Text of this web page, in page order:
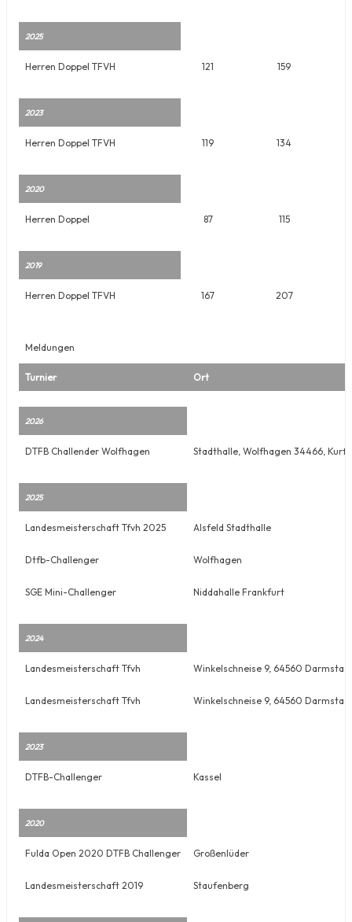
2025
Herren Doppel TFVH 121 159
2023
Herren Doppel TFVH 119 134
2020
Herren Doppel 87 115
2019
Herren Doppel TFVH 167 207
Meldungen
Turnier Ort
2026
DTFB Challender Wolfhagen Stadthalle, Wolfhagen 34466,
2025
Landesmeisterschaft Tfvh 2025 Alsfeld Stadthalle
Dtfb-Challenger Wolfhagen
SGE Mini-Challenger Niddahalle Frankfurt
2024
Landesmeisterschaft Tfvh Winkelschneise 9, 64560
Landesmeisterschaft Tfvh Winkelschneise 9, 64560
2023
DTFB-Challenger Kassel
2020
Fulda Open 2020 DTFB Challenger Großenlüder
Landesmeisterschaft 2019 Staufenberg